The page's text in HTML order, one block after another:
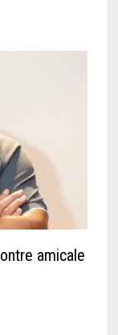
amicale